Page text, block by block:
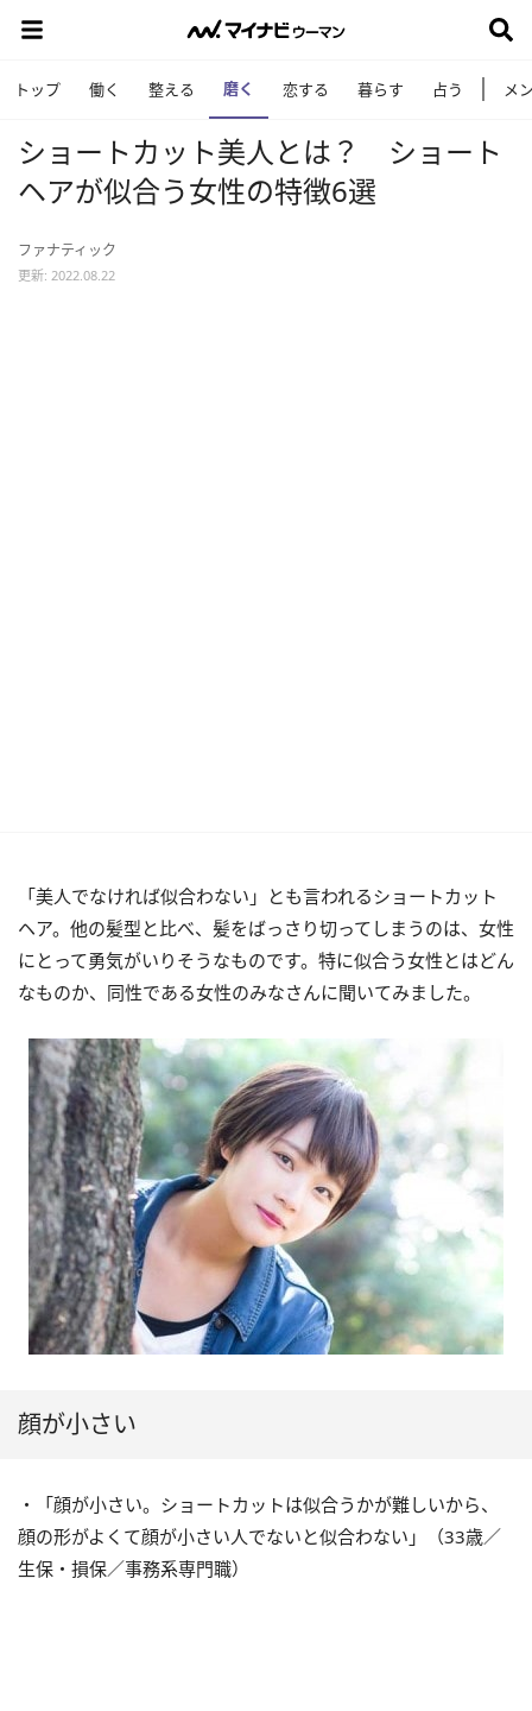
トップ 働く 整える 磨く 恋する 暮らす 占う メ
ショートカット美人とは？ ショート
ヘアが似合う女性の特徴6選
ファナティック
更新: 2022.08.22
「美人でなければ似合わない」とも言われるショートカット
ヘア。他の髪型と比べ、髪をばっさり切ってしまうのは、女性
にとって勇気がいりそうなものです。特に似合う女性とはどん
なものか、同性である女性のみなさんに聞いてみました。
顔が小さい
・「顔が小さい。ショートカットは似合うかが難しいから、
顔の形がよくて顔が小さい人でないと似合わない」（33歳／
生保・損保／事務系専門職）